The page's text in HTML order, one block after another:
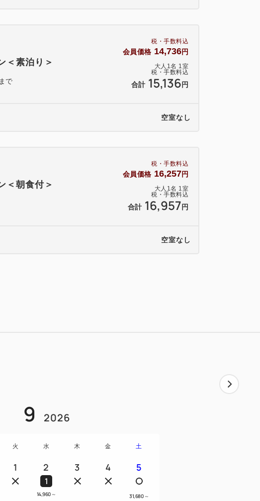
税・手数料込
会員価格 14,736円
大人 1名 1室
税・手数料込
合計 15,136 円
＜素泊り＞
で
空室なし
税・手数料込
会員価格 16,257円
大人 1名 1室
税・手数料込
合計 16,957 円
＜朝食付＞
空室なし
9 2026
火 水 木 金 土
1 2
1
14,960 ～
3 4 5
31,680 ～